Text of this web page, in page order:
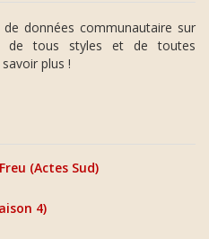
données communautaire sur
de tous styles et de toutes
plus !
(Actes Sud)
4)